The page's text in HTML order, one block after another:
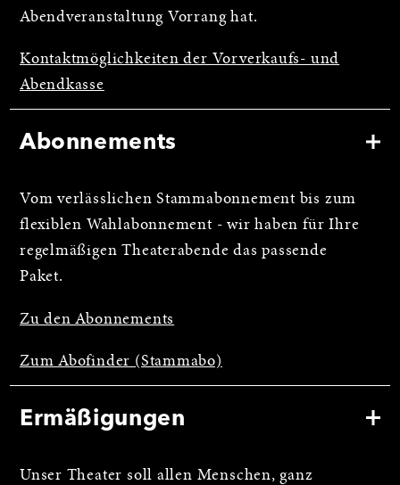
Abendveranstaltung Vorrang hat.
Kontaktmöglichkeiten der Vorverkaufs- und
Abendkasse
Abonnements
Vom verlässlichen Stammabonnement bis zum
flexiblen Wahlabonnement - wir haben für Ihre
regelmäßigen Theaterabende das passende
Paket.
Zu den Abonnements
Zum Abofinder (Stammabo)
Ermäßigungen
Unser Theater soll allen Menschen, ganz